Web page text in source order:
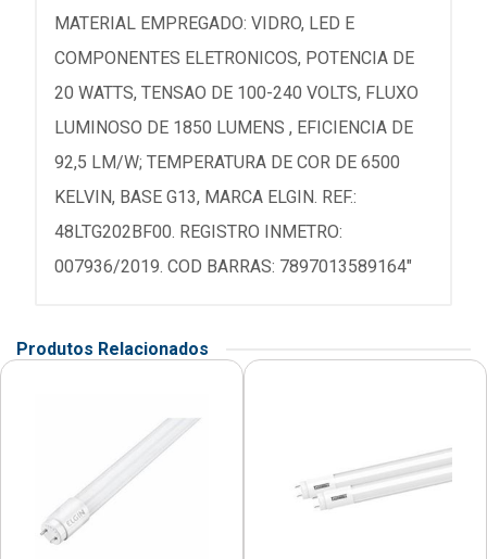
MATERIAL EMPREGADO: VIDRO, LED E
COMPONENTES ELETRONICOS, POTENCIA DE
20 WATTS, TENSAO DE 100-240 VOLTS, FLUXO
LUMINOSO DE 1850 LUMENS , EFICIENCIA DE
92,5 LM/W; TEMPERATURA DE COR DE 6500
KELVIN, BASE G13, MARCA ELGIN. REF.:
48LTG202BF00. REGISTRO INMETRO:
007936/2019. COD BARRAS: 7897013589164"
Produtos Relacionados